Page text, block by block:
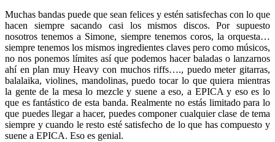
Muchas bandas puede que sean felices y estén satisfechas con lo que
hacen siempre sacando casi los mismos discos. Por supuesto
nosotros tenemos a Simone, siempre tenemos coros, la orquesta…
siempre tenemos los mismos ingredientes claves pero como músicos,
no nos ponemos límites así que podemos hacer baladas o lanzarnos
ahí en plan muy Heavy con muchos riffs…., puedo meter gitarras,
balalaika, violines, mandolinas, puedo tocar lo que quiera mientras
la gente de la mesa lo mezcle y suene a eso, a EPICA y eso es lo
que es fantástico de esta banda. Realmente no estás limitado para lo
que puedes llegar a hacer, puedes componer cualquier clase de tema
siempre y cuando le resto esté satisfecho de lo que has compuesto y
suene a EPICA. Eso es genial.